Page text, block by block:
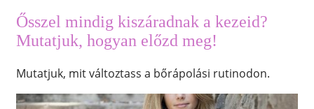
Ősszel mindig kiszáradnak a kezeid?
Mutatjuk, hogyan előzd meg!
Mutatjuk, mit változtass a bőrápolási rutinodon.